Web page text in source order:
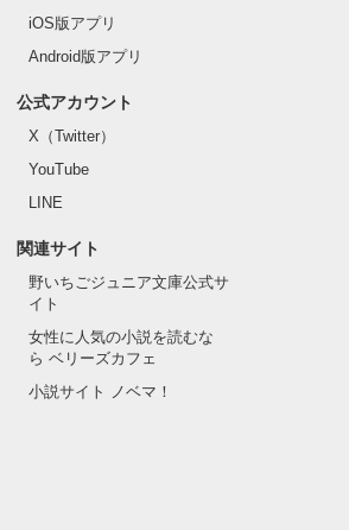
iOS版アプリ
Android版アプリ
公式アカウント
X（Twitter）
YouTube
LINE
関連サイト
野いちごジュニア文庫公式サ
イト
女性に人気の小説を読むな
ら ベリーズカフェ
小説サイト ノベマ！